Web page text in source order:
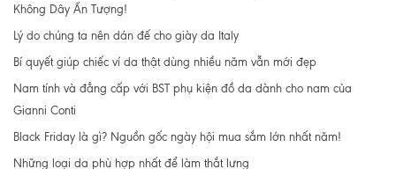
Không Dây Ấn Tượng!
Lý do chúng ta nên dán đế cho giày da Italy
Bí quyết giúp chiếc ví da thật dùng nhiều năm vẫn mới đẹp
Nam tính và đẳng cấp với BST phụ kiện đồ da dành cho nam của
Gianni Conti
Black Friday là gì? Nguồn gốc ngày hội mua sắm lớn nhất năm!
Những loại da phù hợp nhất để làm thắt lưng